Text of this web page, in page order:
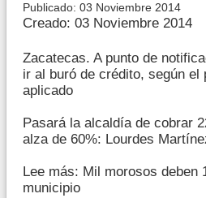
Publicado: 03 Noviembre 2014
Creado: 03 Noviembre 2014
Zacatecas. A punto de
ir al buró de crédito, según el
aplicado
Pasará la alcaldía de cobrar
alza de 60%: Lourdes
Lee más: Mil morosos deben
municipio